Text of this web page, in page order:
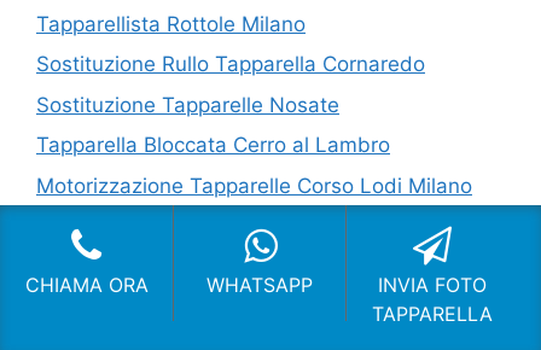
Tapparellista Rottole Milano
Sostituzione Rullo Tapparella Cornaredo
Sostituzione Tapparelle Nosate
Tapparella Bloccata Cerro al Lambro
Motorizzazione Tapparelle Corso Lodi Milano
Leggi L'informativa privacy- Cookie Policy (UE)-
Mappa del Sito
COPYRIGHT [c] 2024 by -
Realizzazione siti internet -
CHIAMA ORA WHATSAPP
INVIA FOTO
TAPPARELLA